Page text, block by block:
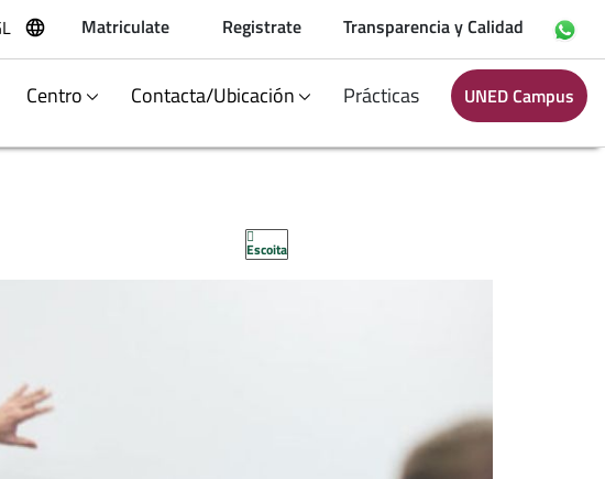
Matriculate Registrate Transparencia y Calidad
Centro Contacta/Ubicación Prácticas UNED Campus
Escoita